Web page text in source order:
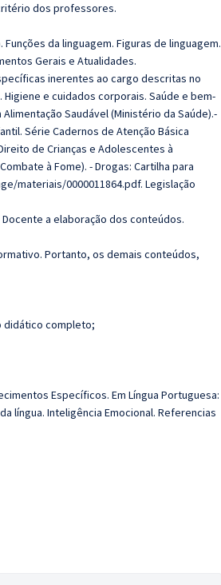
dos professores.
da linguagem. Figuras de linguagem.
Gerais e Atualidades.
inerentes ao cargo descritas no
e cuidados corporais. Saúde e bem-
Saudável (Ministério da Saúde).-
Série Cadernos de Atenção Básica
de Crianças e Adolescentes à
à Fome). - Drogas: Cartilha para
materiais/0000011864.pdf. Legislação
a elaboração dos conteúdos.
Portanto, os demais conteúdos,
didático completo;
Específicos. Em Língua Portuguesa:
língua. Inteligência Emocional. Referencias